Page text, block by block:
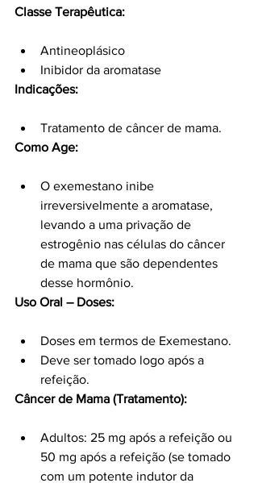
Classe Terapêutica:
Antineoplásico
Inibidor da aromatase
Indicações:
Tratamento de câncer de mama.
Como Age:
O exemestano inibe
irreversivelmente a aromatase,
levando a uma privação de
estrogênio nas células do câncer
de mama que são dependentes
desse hormônio.
Uso Oral – Doses:
Doses em termos de Exemestano.
Deve ser tomado logo após a
refeição.
Câncer de Mama (Tratamento):
Adultos: 25 mg após a refeição ou
50 mg após a refeição (se tomado
com um potente indutor da